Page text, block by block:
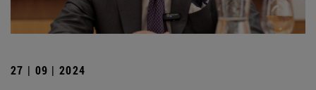
27 | 09 | 2024